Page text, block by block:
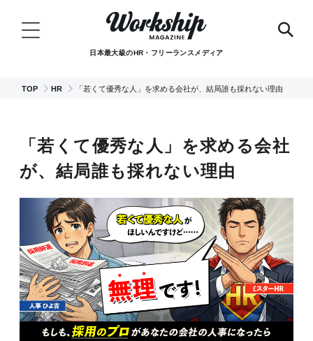
日本最大級のHR・フリーランスメディア
TOP HR 「若くて優秀な人」を求める会社が、結局誰も採れない理由
「若くて優秀な人」を求める会社
が、結局誰も採れない理由